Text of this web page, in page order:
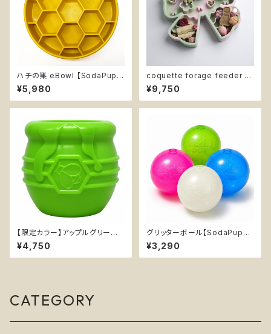
ハチの巣 eBowl 【SodaPup】
早食い防止皿 スローフィーダー
知育 エンリッチメント フードボ
ウル ソダパップ ハニコーム Ho
¥5,980
coquette forage feeder -
strawberry matcha -【Fury
The Store】リボン型 スローフ
ィーダー エンリッチメント 早食
ク・グリーン
¥9,750
【限定カラー】アップルグリーン
【SodaPup】丈夫 おやつ入れ可
能 知育玩具 ソダパップ Honey
Pot
¥4,750
グリッターボール【SodaPup】
浮く 持ってこい エンリッチメント
おやつ入れ可 ソフト ラメ
¥3,290
CATEGORY